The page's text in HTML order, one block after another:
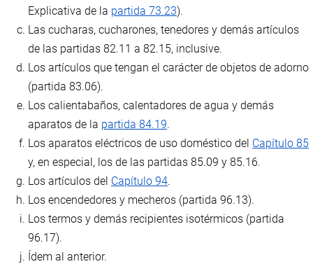
Explicativa de la partida 73.23).
Las cucharas, cucharones, tenedores y demás artículos
de las partidas 82.11 a 82.15, inclusive.
Los artículos que tengan el carácter de objetos de adorno
(partida 83.06).
Los calientabaños, calentadores de agua y demás
aparatos de la partida 84.19.
Los aparatos eléctricos de uso doméstico del Capítulo 85
y, en especial, los de las partidas 85.09 y 85.16.
Los artículos del Capítulo 94.
Los encendedores y mecheros (partida 96.13).
Los termos y demás recipientes isotérmicos (partida
96.17).
Ídem al anterior.